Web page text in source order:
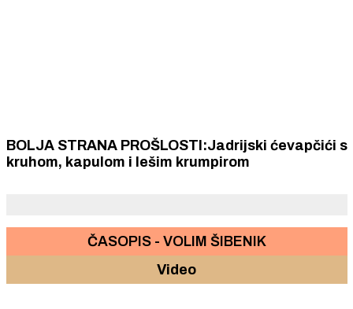
BOLJA STRANA PROŠLOSTI:Jadrijski ćevapčići s
kruhom, kapulom i lešim krumpirom
ČASOPIS - VOLIM ŠIBENIK
Video